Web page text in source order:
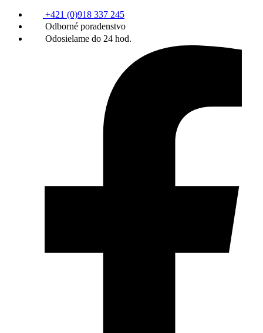
+421 (0)918 337 245
Odborné poradenstvo
Odosielame do 24 hod.